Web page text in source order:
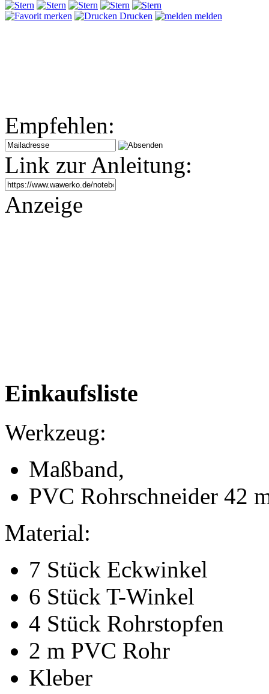
merken Drucken melden
Empfehlen:
Link zur Anleitung:
Anzeige
Einkaufsliste
Werkzeug:
Maßband,
PVC Rohrschneider 42
Material:
7 Stück Eckwinkel
6 Stück T-Winkel
4 Stück Rohrstopfen
2 m PVC Rohr
Kleber